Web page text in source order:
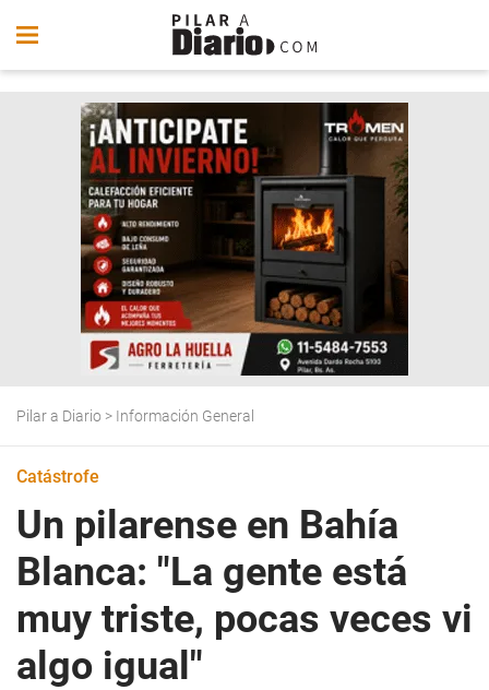
Pilar a Diario > Información General
Catástrofe
Un pilarense en Bahía
Blanca: "La gente está
muy triste, pocas veces vi
algo igual"